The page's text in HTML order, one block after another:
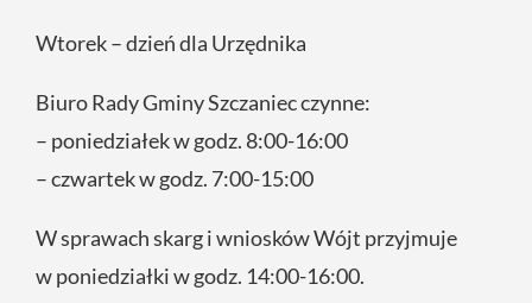
Wtorek – dzień dla Urzędnika
Biuro Rady Gminy Szczaniec czynne:
– poniedziałek w godz. 8:00-16:00
– czwartek w godz. 7:00-15:00
W sprawach skarg i wniosków Wójt przyjmuje
w poniedziałki w godz. 14:00-16:00.